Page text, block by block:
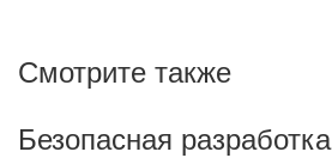
Смотрите также
Безопасная разработка